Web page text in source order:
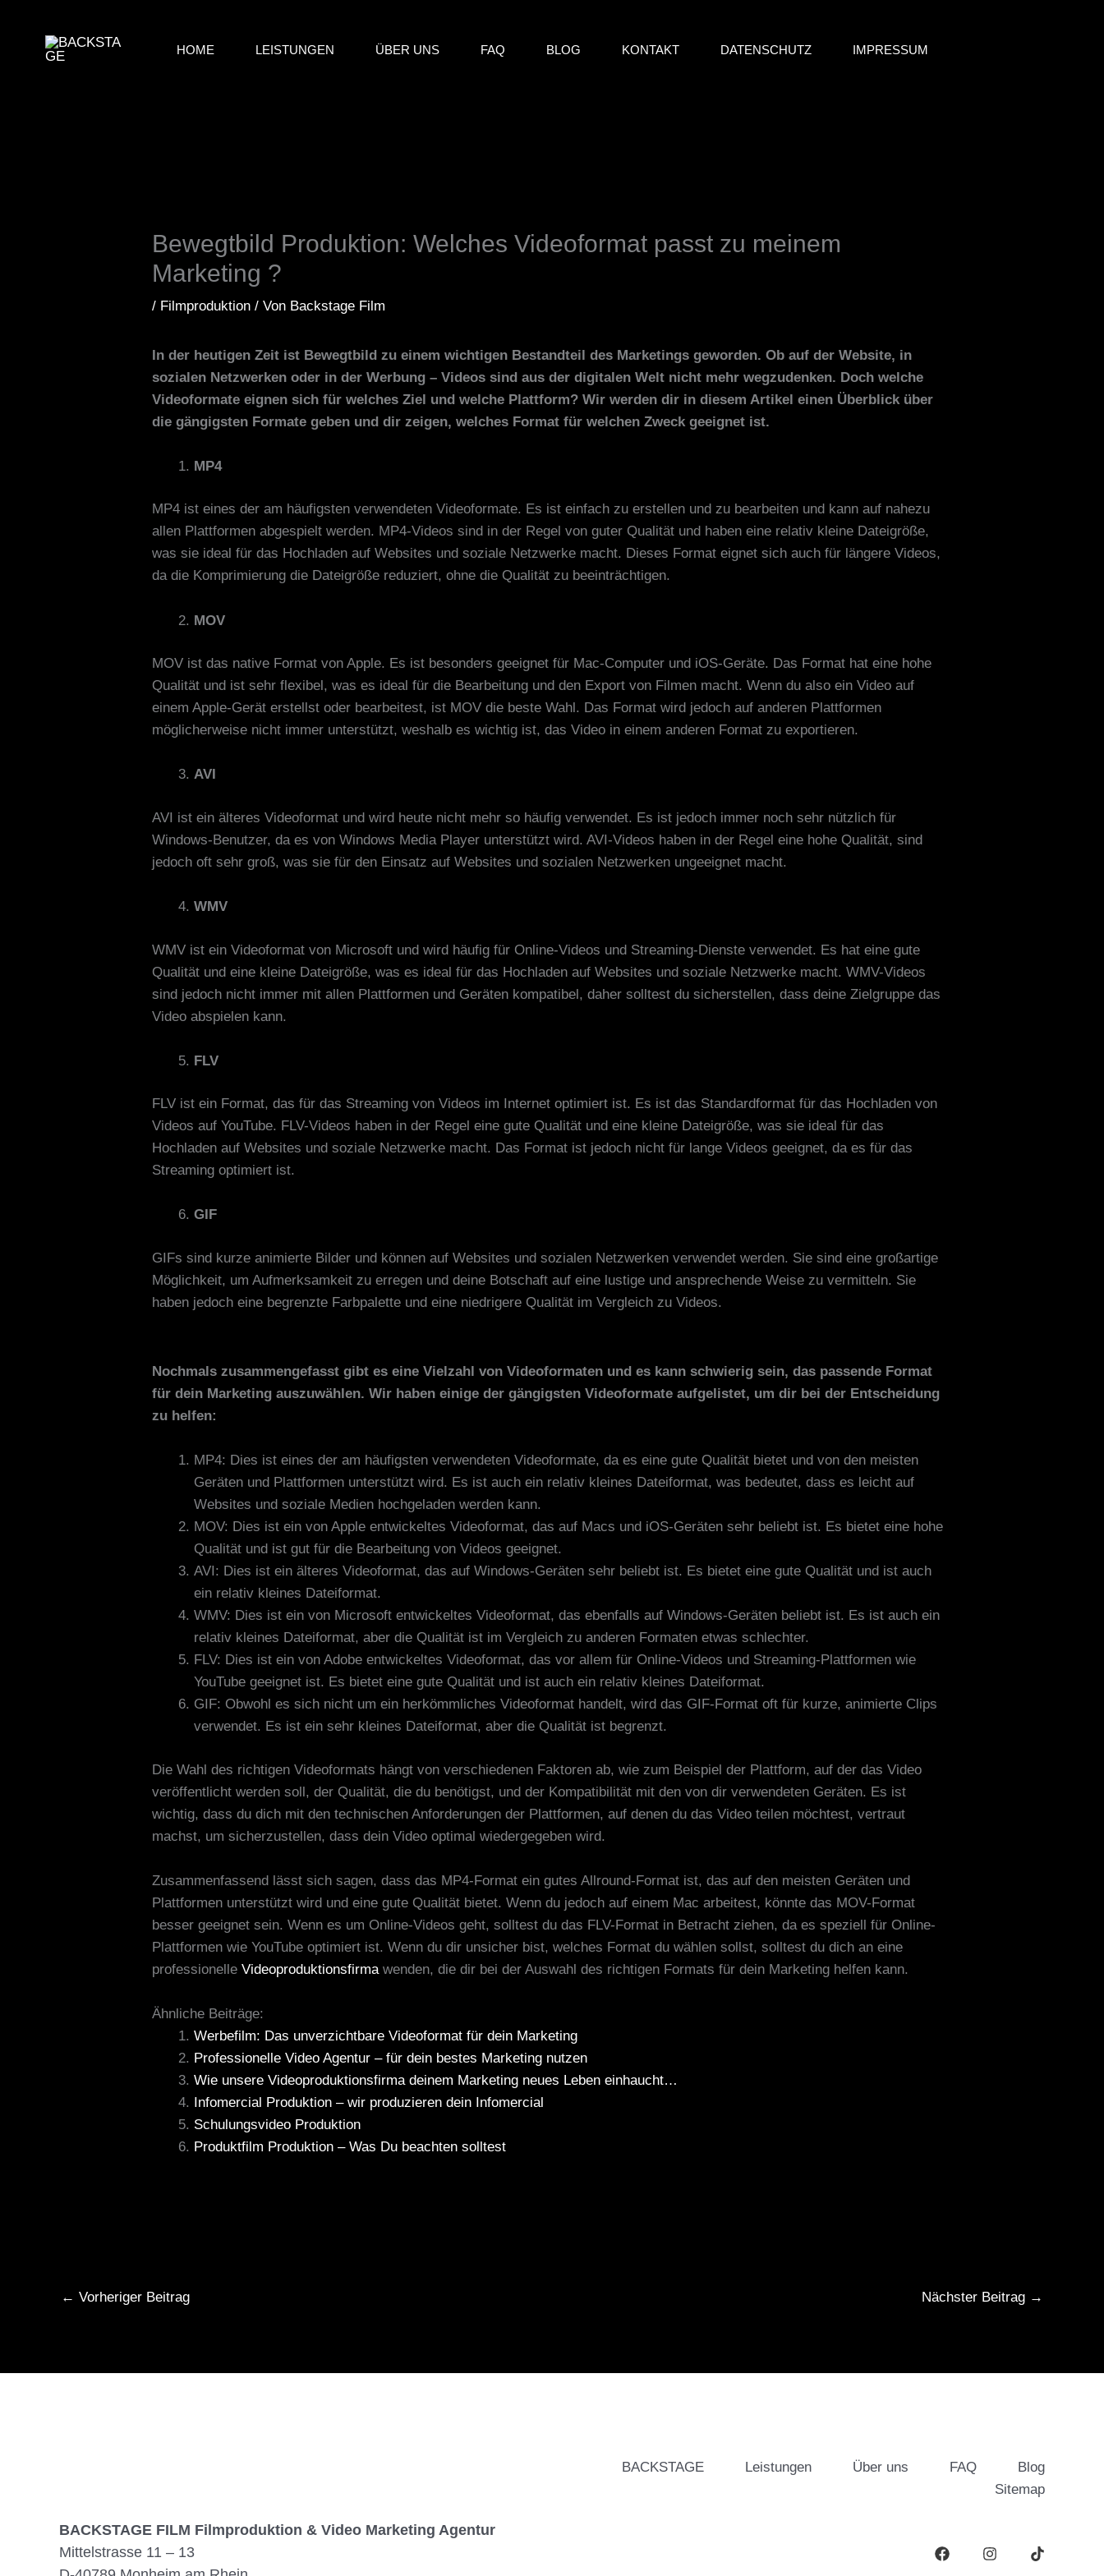
springen
HOME LEISTUNGEN ÜBER UNS FAQ BLOG KONTAKT DATENSCHUTZ IMPRESSUM
Bewegtbild Produktion: Welches Videoformat passt zu meinem
Marketing ?
/ Filmproduktion / Von Backstage Film
In der heutigen Zeit ist Bewegtbild zu einem wichtigen Bestandteil des Marketings geworden. Ob auf der Website, in
sozialen Netzwerken oder in der Werbung – Videos sind aus der digitalen Welt nicht mehr wegzudenken. Doch welche
Videoformate eignen sich für welches Ziel und welche Plattform? Wir werden dir in diesem Artikel einen Überblick über
die gängigsten Formate geben und dir zeigen, welches Format für welchen Zweck geeignet ist.
MP4
MP4 ist eines der am häufigsten verwendeten Videoformate. Es ist einfach zu erstellen und zu bearbeiten und kann auf nahezu
allen Plattformen abgespielt werden. MP4-Videos sind in der Regel von guter Qualität und haben eine relativ kleine Dateigröße,
was sie ideal für das Hochladen auf Websites und soziale Netzwerke macht. Dieses Format eignet sich auch für längere Videos,
da die Komprimierung die Dateigröße reduziert, ohne die Qualität zu beeinträchtigen.
MOV
MOV ist das native Format von Apple. Es ist besonders geeignet für Mac-Computer und iOS-Geräte. Das Format hat eine hohe
Qualität und ist sehr flexibel, was es ideal für die Bearbeitung und den Export von Filmen macht. Wenn du also ein Video auf
einem Apple-Gerät erstellst oder bearbeitest, ist MOV die beste Wahl. Das Format wird jedoch auf anderen Plattformen
möglicherweise nicht immer unterstützt, weshalb es wichtig ist, das Video in einem anderen Format zu exportieren.
AVI
AVI ist ein älteres Videoformat und wird heute nicht mehr so häufig verwendet. Es ist jedoch immer noch sehr nützlich für
Windows-Benutzer, da es von Windows Media Player unterstützt wird. AVI-Videos haben in der Regel eine hohe Qualität, sind
jedoch oft sehr groß, was sie für den Einsatz auf Websites und sozialen Netzwerken ungeeignet macht.
WMV
WMV ist ein Videoformat von Microsoft und wird häufig für Online-Videos und Streaming-Dienste verwendet. Es hat eine gute
Qualität und eine kleine Dateigröße, was es ideal für das Hochladen auf Websites und soziale Netzwerke macht. WMV-Videos
sind jedoch nicht immer mit allen Plattformen und Geräten kompatibel, daher solltest du sicherstellen, dass deine Zielgruppe das
Video abspielen kann.
FLV
FLV ist ein Format, das für das Streaming von Videos im Internet optimiert ist. Es ist das Standardformat für das Hochladen von
Videos auf YouTube. FLV-Videos haben in der Regel eine gute Qualität und eine kleine Dateigröße, was sie ideal für das
Hochladen auf Websites und soziale Netzwerke macht. Das Format ist jedoch nicht für lange Videos geeignet, da es für das
Streaming optimiert ist.
GIF
GIFs sind kurze animierte Bilder und können auf Websites und sozialen Netzwerken verwendet werden. Sie sind eine großartige
Möglichkeit, um Aufmerksamkeit zu erregen und deine Botschaft auf eine lustige und ansprechende Weise zu vermitteln. Sie
haben jedoch eine begrenzte Farbpalette und eine niedrigere Qualität im Vergleich zu Videos.
Nochmals zusammengefasst gibt es eine Vielzahl von Videoformaten und es kann schwierig sein, das passende Format
für dein Marketing auszuwählen. Wir haben einige der gängigsten Videoformate aufgelistet, um dir bei der Entscheidung
zu helfen:
MP4: Dies ist eines der am häufigsten verwendeten Videoformate, da es eine gute Qualität bietet und von den meisten
Geräten und Plattformen unterstützt wird. Es ist auch ein relativ kleines Dateiformat, was bedeutet, dass es leicht auf
Websites und soziale Medien hochgeladen werden kann.
MOV: Dies ist ein von Apple entwickeltes Videoformat, das auf Macs und iOS-Geräten sehr beliebt ist. Es bietet eine hohe
Qualität und ist gut für die Bearbeitung von Videos geeignet.
AVI: Dies ist ein älteres Videoformat, das auf Windows-Geräten sehr beliebt ist. Es bietet eine gute Qualität und ist auch
ein relativ kleines Dateiformat.
WMV: Dies ist ein von Microsoft entwickeltes Videoformat, das ebenfalls auf Windows-Geräten beliebt ist. Es ist auch ein
relativ kleines Dateiformat, aber die Qualität ist im Vergleich zu anderen Formaten etwas schlechter.
FLV: Dies ist ein von Adobe entwickeltes Videoformat, das vor allem für Online-Videos und Streaming-Plattformen wie
YouTube geeignet ist. Es bietet eine gute Qualität und ist auch ein relativ kleines Dateiformat.
GIF: Obwohl es sich nicht um ein herkömmliches Videoformat handelt, wird das GIF-Format oft für kurze, animierte Clips
verwendet. Es ist ein sehr kleines Dateiformat, aber die Qualität ist begrenzt.
Die Wahl des richtigen Videoformats hängt von verschiedenen Faktoren ab, wie zum Beispiel der Plattform, auf der das Video
veröffentlicht werden soll, der Qualität, die du benötigst, und der Kompatibilität mit den von dir verwendeten Geräten. Es ist
wichtig, dass du dich mit den technischen Anforderungen der Plattformen, auf denen du das Video teilen möchtest, vertraut
machst, um sicherzustellen, dass dein Video optimal wiedergegeben wird.
Zusammenfassend lässt sich sagen, dass das MP4-Format ein gutes Allround-Format ist, das auf den meisten Geräten und
Plattformen unterstützt wird und eine gute Qualität bietet. Wenn du jedoch auf einem Mac arbeitest, könnte das MOV-Format
besser geeignet sein. Wenn es um Online-Videos geht, solltest du das FLV-Format in Betracht ziehen, da es speziell für Online-
Plattformen wie YouTube optimiert ist. Wenn du dir unsicher bist, welches Format du wählen sollst, solltest du dich an eine
professionelleVideoproduktionsfirmawenden, die dir bei der Auswahl des richtigen Formats für dein Marketing helfen kann.
Ähnliche Beiträge:
Werbefilm: Das unverzichtbare Videoformat für dein Marketing
Professionelle Video Agentur – für dein bestes Marketing nutzen
Wie unsere Videoproduktionsfirma deinem Marketing neues Leben einhaucht…
Infomercial Produktion – wir produzieren dein Infomercial
Schulungsvideo Produktion
Produktfilm Produktion – Was Du beachten solltest
← Vorheriger Beitrag Nächster Beitrag →
BACKSTAGE FILM Filmproduktion & Video Marketing Agentur
Mittelstrasse 11 – 13
BACKSTAGE Leistungen Über uns FAQ
Blog
Sitemap